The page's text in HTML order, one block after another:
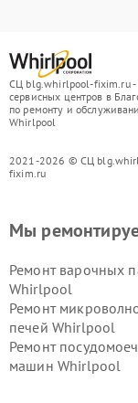
СЦ blg.whirlpool-fixim.ru -
сервисных центров в
по ремонту и
Whirlpool
2021-2026 © СЦ
fixim.ru
Мы
Ремонт варочных
Whirlpool
Ремонт
печей Whirlpool
Ремонт
машин Whirlpool